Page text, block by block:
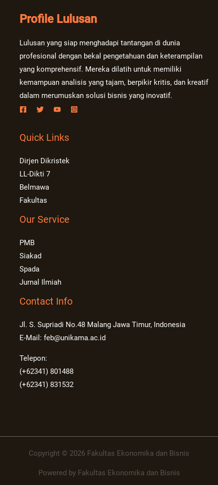
Profile Lulusan
Lulusan yang siap menghadapi tantangan di dunia
profesional dengan bekal pengetahuan dan keterampilan
yang komprehensif. Mereka dilatih untuk memiliki
kemampuan analisis yang tajam, berpikir kritis, dan kreatif
dalam merumuskan solusi bisnis yang inovatif.
Quick Links
Dirjen Dikristek
LL-Dikti 7
Belmawa
Fakultas
Our Service
PMB
Siakad
Spada
Jurnal Ilmiah
Contact Info
Jl. S. Supriadi No.48 Malang Jawa Timur, Indonesia
E-Mail: feb@unikama.ac.id
Telepon:
(+62341) 801488
(+62341) 831532
Copyright © 2026 Fakultas Ekonomika dan Bisnis
Powered by Fakultas Ekonomika dan Bisnis